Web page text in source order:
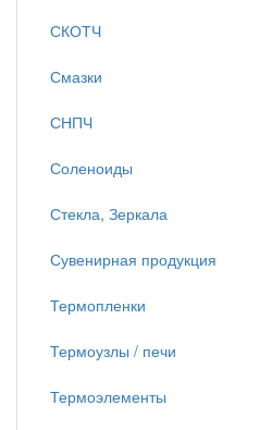
СКОТЧ
Смазки
СНПЧ
Соленоиды
Стекла, Зеркала
Сувенирная продукция
Термопленки
Термоузлы / печи
Термоэлементы